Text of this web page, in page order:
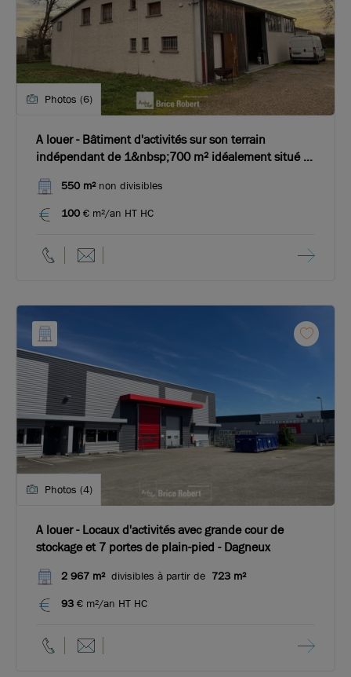
Photos (6)
A louer - Bâtiment d'activités sur son terrain
indépendant de 1&nbsp;700 m² idéalement situé -
550 m²non divisibles
100 € m²/an HT HC
Photos (4)
A louer - Locaux d'activités avec grande cour de
stockage et 7 portes de plain-pied - Dagneux
2 967 m²divisibles à partir de 723 m²
93 € m²/an HT HC